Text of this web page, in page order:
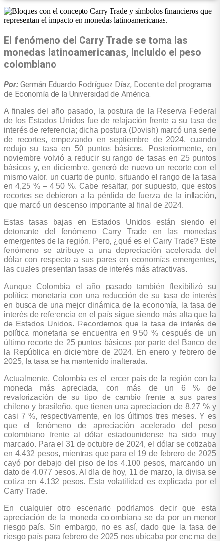
El fenómeno del Carry Trade se toma las
monedas latinoamericanas, incluido el peso
colombiano
Por: Germán Eduardo Rodríguez Díaz, Docente del programa
de Economía de la Universidad de América.
A finales del año pasado, la postura de la Reserva Federal
de los Estados Unidos fue de relajación frente a su tasa de
interés de referencia; dicha postura (Dovish) marcó una serie
de recortes, empezando en septiembre de 2024, cuando
redujo su tasa en 50 puntos básicos. Posteriormente, en
noviembre volvió a reducir su rango de tasas en 25 puntos
básicos y, en diciembre, generó de nuevo un recorte con el
mismo valor, un cuarto de punto, situando el rango de la tasa
en 4,25 % – 4,50 %. Cabe resaltar, por supuesto, que estos
recortes se debieron a la pérdida de fuerza de la inflación,
que marcó un descenso importante al final de 2024.
Estas tasas bajas en Estados Unidos están siendo el
detonante del fenómeno Carry Trade en las monedas
emergentes de la región. Pero, ¿qué es el Carry Trade? Este
fenómeno se atribuye a una depreciación acelerada del
dólar con respecto a sus pares en economías emergentes,
las cuales presentan tasas de interés más atractivas.
Aunque Colombia el año pasado también flexibilizó su
política monetaria con una reducción de su tasa de interés
en busca de una mejor dinámica de la economía, la tasa de
interés de referencia en el país sigue siendo más alta que la
de Estados Unidos. Recordemos que la tasa de interés de
política monetaria se encuentra en 9,50 % después de un
último recorte de 25 puntos básicos por parte del Banco de
la República en diciembre de 2024. En enero y febrero de
2025, la tasa se ha mantenido inalterada.
Actualmente, Colombia es el tercer país de la región con la
moneda más apreciada, con más de un 6 % de
revalorización de su tipo de cambio frente a sus pares
chileno y brasileño, que tienen una apreciación de 8,27 % y
casi 7 %, respectivamente, en los últimos tres meses. Y es
que el fenómeno de apreciación acelerado del peso
colombiano frente al dólar estadounidense ha sido muy
marcado. Para el 31 de octubre de 2024, el dólar se cotizaba
en 4.432 pesos, mientras que para el 19 de febrero de 2025
cayó por debajo del piso de los 4.100 pesos, marcando un
dato de 4.077 pesos. Al día de hoy, 11 de marzo, la divisa se
cotiza en 4.132 pesos. Esta volatilidad es explicada por el
Carry Trade.
En cualquier otro escenario podríamos decir que esta
apreciación de la moneda colombiana se da por un menor
riesgo país. Sin embargo, no es así, dado que la tasa de
riesgo país para febrero de 2025 nos ubicaba por encima de